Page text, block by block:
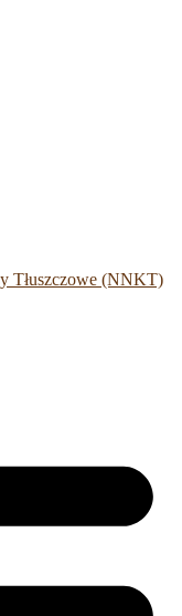
Tłuszczowe (NNKT)